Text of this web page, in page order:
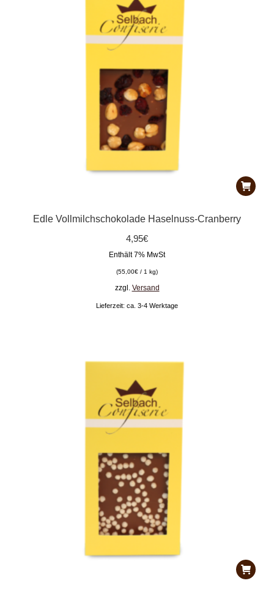
Edle Vollmilchschokolade Haselnuss-Cranberry
4,95€
Enthält 7% MwSt
(55,00€ / 1 kg)
zzgl. Versand
Lieferzeit: ca. 3-4 Werktage